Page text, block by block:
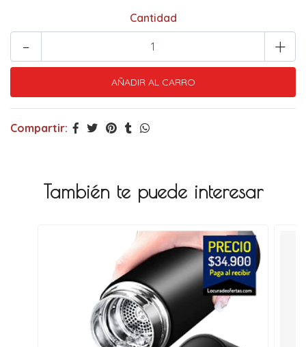
Cantidad
+
-
Compartir:
También te puede interesar